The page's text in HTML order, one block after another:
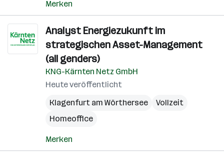
Merken
Analyst Energiezukunft im
strategischen Asset-Management
(all genders)
KNG-Kärnten Netz GmbH
Heute veröffentlicht
Klagenfurt am Wörthersee
Vollzeit
Homeoffice
Merken